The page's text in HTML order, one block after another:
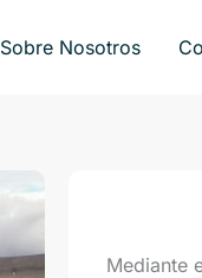
Sobre Nosotros
Mediante